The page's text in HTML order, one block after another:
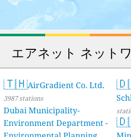
エアネット ネット
🇹🇭AirGradient Co. Ltd.
3987 stations
Dubai Municipality-
Environment Department -